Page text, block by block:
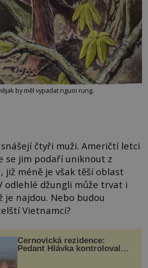
by měl vypadat nguoi rung.
čtyři muži. Američtí letci
se jim podaří uniknout z
již méně je však těší oblast
odlehlé džungli může trvat i
je najdou. Nebo budou
Vietnamci?
Černovická rezidence:
Pedant Hlávka kontroloval